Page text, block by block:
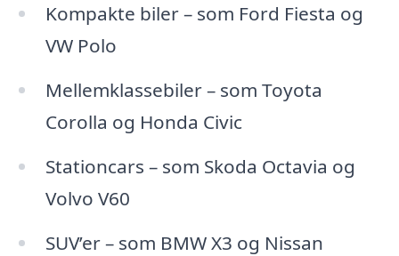
Kompakte biler – som Ford Fiesta og
VW Polo
Mellemklassebiler – som Toyota
Corolla og Honda Civic
Stationcars – som Skoda Octavia og
Volvo V60
SUV’er – som BMW X3 og Nissan